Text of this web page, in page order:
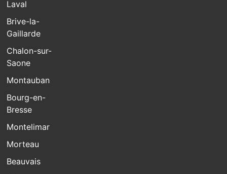
Laval
Brive-la-
Gaillarde
Chalon-sur-
Saone
Montauban
Bourg-en-
Bresse
Montelimar
Morteau
Beauvais